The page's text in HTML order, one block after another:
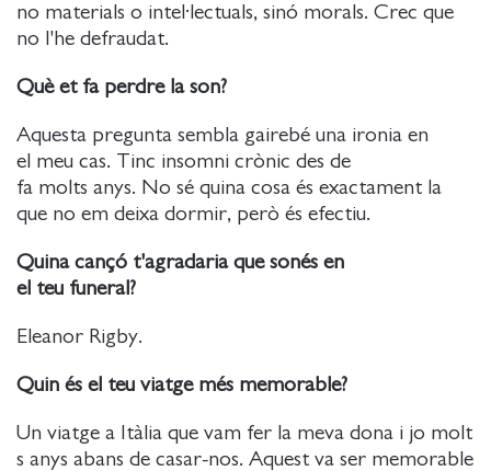
no materials o intel·lectuals, sinó morals. Crec que
no l'he defraudat.
Què et fa perdre la son?
Aquesta pregunta sembla gairebé una ironia en
el meu cas. Tinc insomni crònic des de
fa molts anys. No sé quina cosa és exactament la
que no em deixa dormir, però és efectiu.
Quina cançó t'agradaria que sonés en
el teu funeral?
Eleanor Rigby.
Quin és el teu viatge més memorable?
Un viatge a Itàlia que vam fer la meva dona i jo molt
s anys abans de casar-nos. Aquest va ser memorable